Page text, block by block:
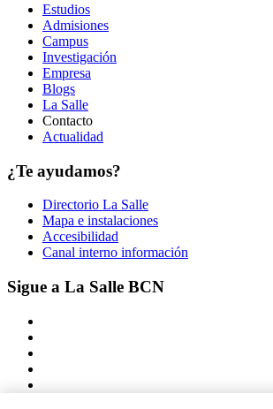
Estudios
Admisiones
Campus
Investigación
Empresa
Blogs
La Salle
Contacto
Actualidad
¿Te ayudamos?
Directorio La Salle
Mapa e instalaciones
Accesibilidad
Canal interno información
Sigue a La Salle BCN